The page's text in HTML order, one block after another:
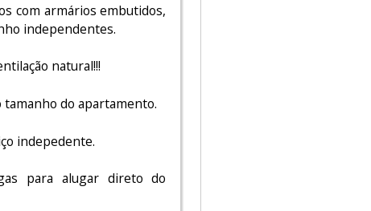
com armários embutidos,
independentes.
natural!!!
tamanho do apartamento.
indepedente.
para alugar direto do